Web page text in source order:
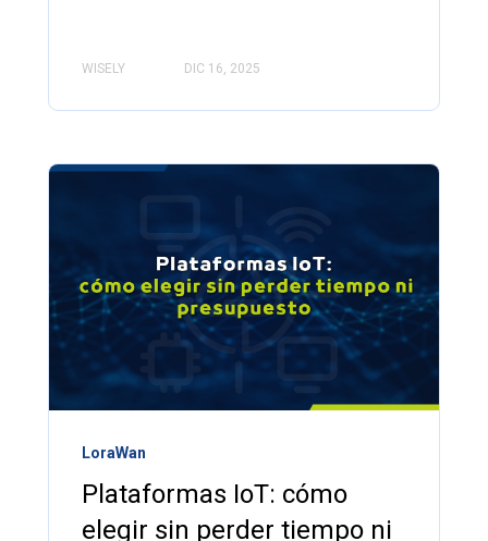
WISELY DIC 16, 2025
LoraWan
Plataformas IoT: cómo
elegir sin perder tiempo ni